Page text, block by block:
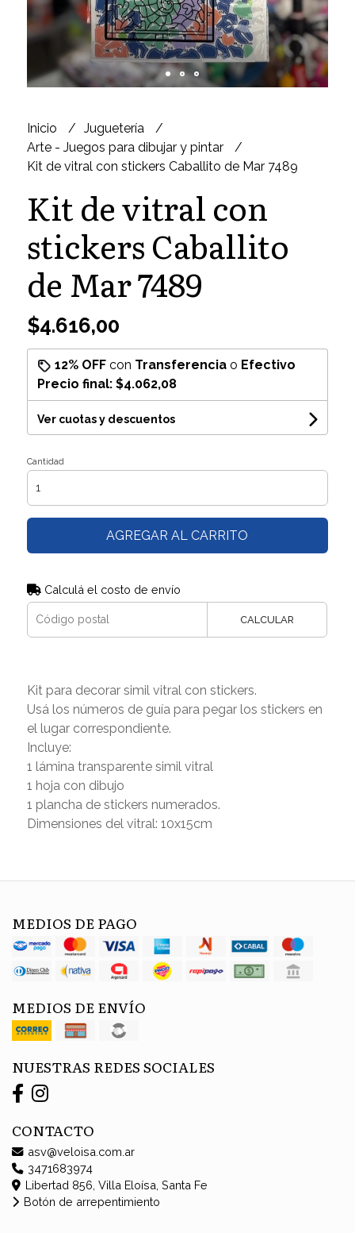
Inicio
Juguetería
Arte - Juegos para dibujar y pintar
Kit de vitral con stickers Caballito de Mar 7489
Kit de vitral con
stickers Caballito
de Mar 7489
$4.616,00
12% OFFcon Transferenciao Efectivo
Precio final: $4.062,08
Ver cuotas y descuentos
Cantidad
AGREGAR AL CARRITO
Calculá el costo de envío
CALCULAR
Kit para decorar simil vitral con stickers.
Usá los números de guía para pegar los stickers en
el lugar correspondiente.
Incluye:
1 lámina transparente simil vitral
1 hoja con dibujo
1 plancha de stickers numerados.
Dimensiones del vitral: 10x15cm
MEDIOS DE PAGO
MEDIOS DE ENVÍO
NUESTRAS REDES SOCIALES
CONTACTO
asv@veloisa.com.ar
3471683974
Libertad 856, Villa Eloísa, Santa Fe
Botón de arrepentimiento